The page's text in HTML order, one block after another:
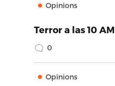
Opinions
Terror a las 10 AM
0
Opinions